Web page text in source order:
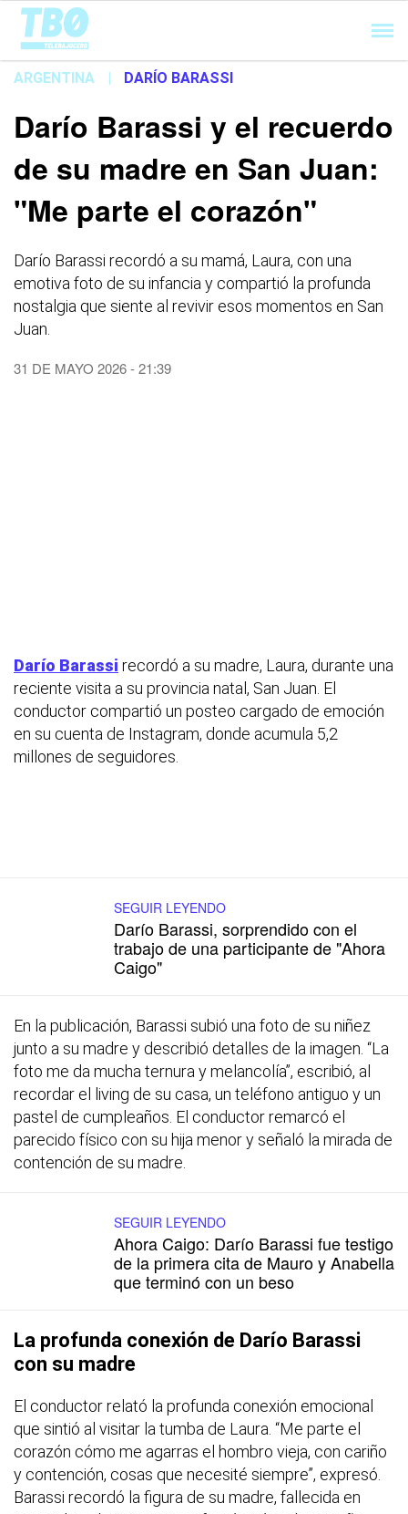
Cargando...
ARGENTINA | DARÍO BARASSI
Darío Barassi y el recuerdo
de su madre en San Juan:
"Me parte el corazón"
Darío Barassi recordó a su mamá, Laura, con una
emotiva foto de su infancia y compartió la profunda
nostalgia que siente al revivir esos momentos en San
Juan.
31 DE MAYO 2026 - 21:39
Darío Barassi recordó a su madre, Laura, durante una
reciente visita a su provincia natal, San Juan. El
conductor compartió un posteo cargado de emoción
en su cuenta de Instagram, donde acumula 5,2
millones de seguidores.
SEGUIR LEYENDO
Darío Barassi, sorprendido con el
trabajo de una participante de "Ahora
Caigo"
En la publicación, Barassi subió una foto de su niñez
junto a su madre y describió detalles de la imagen. “La
foto me da mucha ternura y melancolía”, escribió, al
recordar el living de su casa, un teléfono antiguo y un
pastel de cumpleaños. El conductor remarcó el
parecido físico con su hija menor y señaló la mirada de
contención de su madre.
SEGUIR LEYENDO
Ahora Caigo: Darío Barassi fue testigo
de la primera cita de Mauro y Anabella
que terminó con un beso
La profunda conexión de Darío Barassi
con su madre
El conductor relató la profunda conexión emocional
que sintió al visitar la tumba de Laura. “Me parte el
corazón cómo me agarras el hombro vieja, con cariño
y contención, cosas que necesité siempre”, expresó.
Barassi recordó la figura de su madre, fallecida en